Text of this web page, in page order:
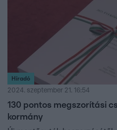
Híradó
2024. szeptember 21. 16:54
130 pontos megszorítási
kormány